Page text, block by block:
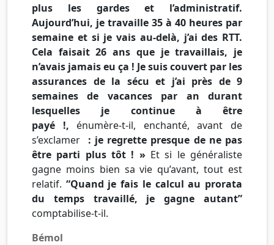
plus les gardes et l’administratif.
Aujourd’hui, je travaille 35 à 40 heures par
semaine et si je vais au-delà, j’ai des RTT.
Cela faisait 26 ans que je travaillais, je
n’avais jamais eu ça ! Je suis couvert par les
assurances de la sécu et j’ai près de 9
semaines de vacances par an durant
lesquelles je continue à être
payé !, énumère-t-il, enchanté, avant de
s’exclamer
: je regrette presque de ne pas
être parti plus tôt ! » Et si le généraliste
gagne moins bien sa vie qu’avant, tout est
relatif. “Quand je fais le calcul au prorata
du temps travaillé, je gagne autant”
comptabilise-t-il.
Bémol